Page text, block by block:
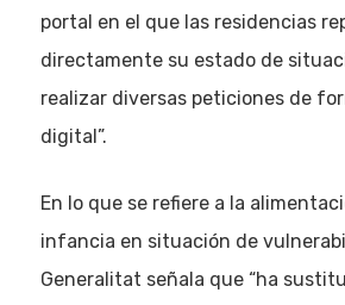
portal en el que las residencias
directamente su estado de
realizar diversas peticiones de
digital”.
En lo que se refiere a la
infancia en situación de
Generalitat señala que “ha